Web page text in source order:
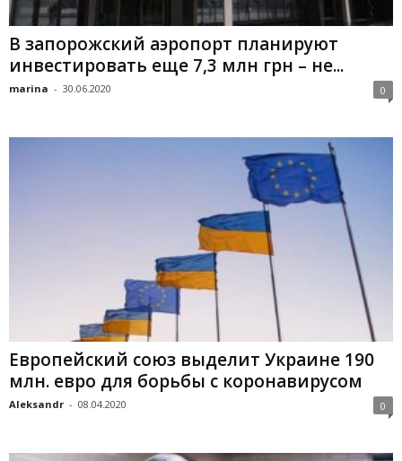
В запорожский аэропорт планируют
инвестировать еще 7,3 млн грн – не...
marina - 30.06.2020 0
Европейский союз выделит Украине 190
млн. евро для борьбы с коронавирусом
Aleksandr - 08.04.2020 0